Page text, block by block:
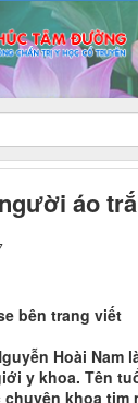
áo
bên trang viết
Hoài Nam
y khoa. Tên
khoa tim